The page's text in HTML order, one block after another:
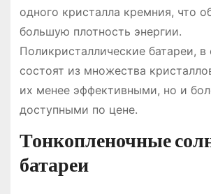
одного кристалла кремния, что
большую плотность энергии.
Поликристаллические батареи,
состоят из множества
их менее эффективными, но и
доступными по цене.
Тонкопленочные
батареи